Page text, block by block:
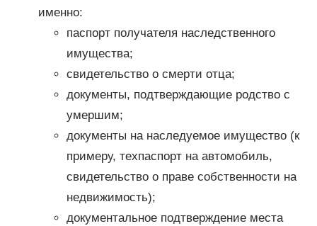
именно:
паспорт получателя наследственного
имущества;
свидетельство о смерти отца;
документы, подтверждающие родство с
умершим;
документы на наследуемое имущество (к
примеру, техпаспорт на автомобиль,
свидетельство о праве собственности на
недвижимость);
документальное подтверждение места